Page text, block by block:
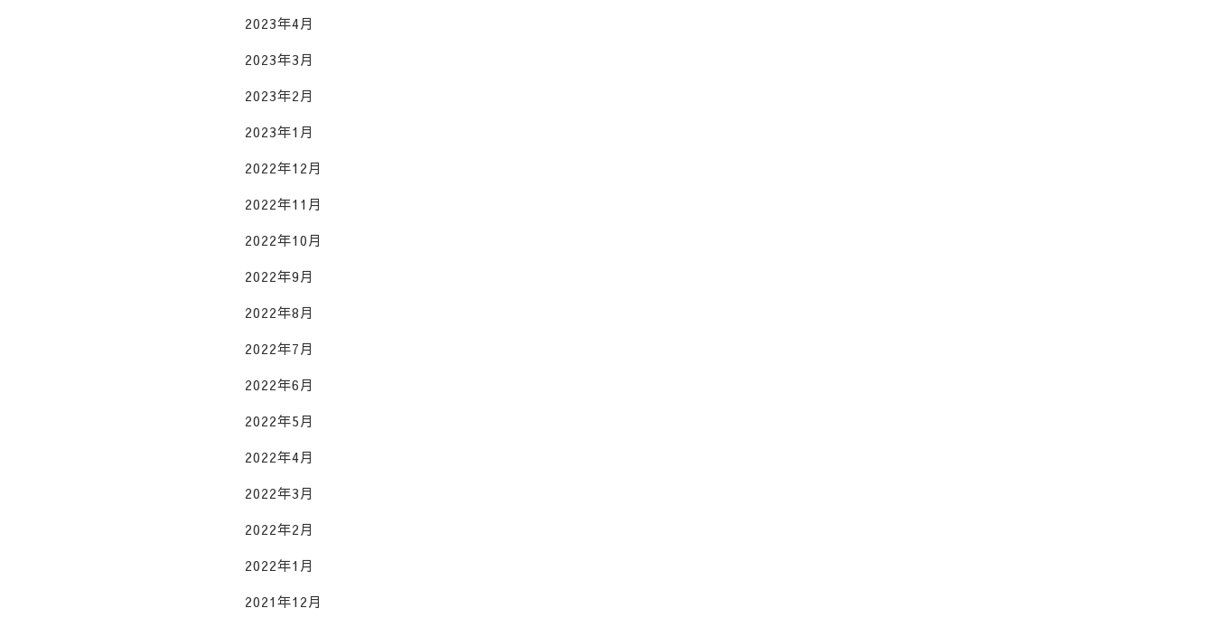
2023年4月
2023年3月
2023年2月
2023年1月
2022年12月
2022年11月
2022年10月
2022年9月
2022年8月
2022年7月
2022年6月
2022年5月
2022年4月
2022年3月
2022年2月
2022年1月
2021年12月